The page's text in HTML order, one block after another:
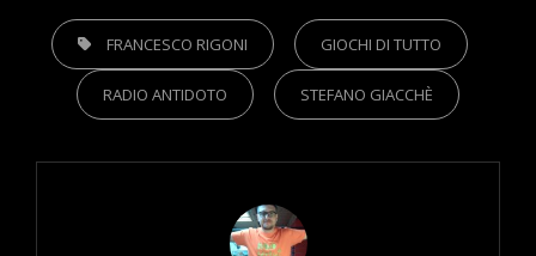
TAGS, FRANCESCO RIGONI GIOCHI DI TUTTO
RADIO ANTIDOTO STEFANO GIACCHÈ